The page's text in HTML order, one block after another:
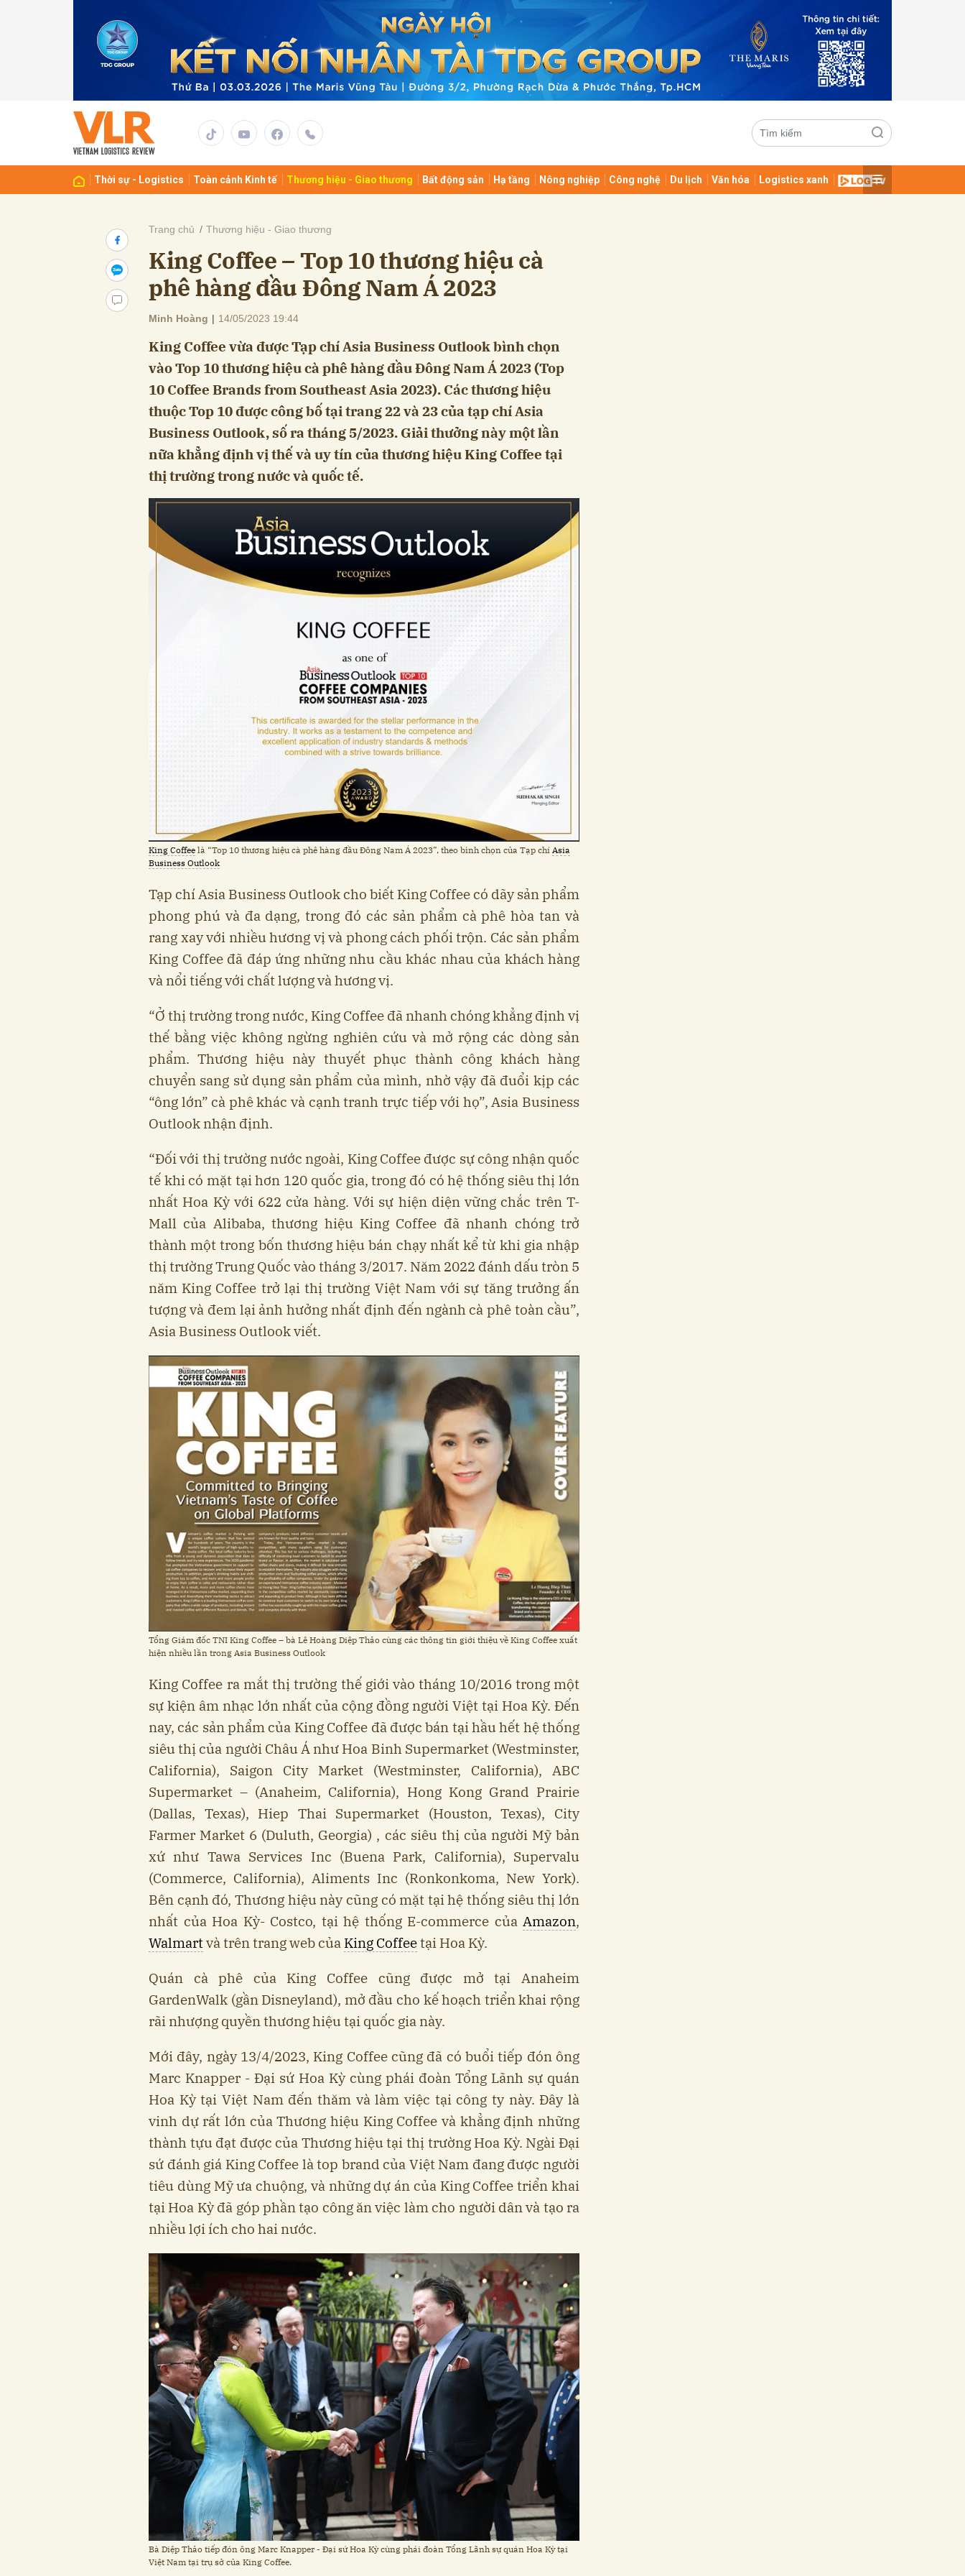
Thời sự - Logistics Toàn cảnh Kinh tế Thương hiệu - Giao thương Bất động sản Hạ tầng Nông nghiệp Công nghệ Du lịch Văn hóa Logistics xanh
Trang chủ Thương hiệu - Giao thương
King Coffee – Top 10 thương hiệu cà
phê hàng đầu Đông Nam Á 2023
Minh Hoàng | 14/05/2023 19:44
King Coffee vừa được Tạp chí Asia Business Outlook bình chọn
vào Top 10 thương hiệu cà phê hàng đầu Đông Nam Á 2023 (Top
10 Coffee Brands from Southeast Asia 2023). Các thương hiệu
thuộc Top 10 được công bố tại trang 22 và 23 của tạp chí Asia
Business Outlook, số ra tháng 5/2023. Giải thưởng này một lần
nữa khẳng định vị thế và uy tín của thương hiệu King Coffee tại
thị trường trong nước và quốc tế.
King Coffee là “Top 10 thương hiệu cà phê hàng đầu Đông Nam Á 2023”, theo bình chọn của Tạp chí Asia
Business Outlook
Tạp chí Asia Business Outlook cho biết King Coffee có dãy sản phẩm
phong phú và đa dạng, trong đó các sản phẩm cà phê hòa tan và
rang xay với nhiều hương vị và phong cách phối trộn. Các sản phẩm
King Coffee đã đáp ứng những nhu cầu khác nhau của khách hàng
và nổi tiếng với chất lượng và hương vị.
“Ở thị trường trong nước, King Coffee đã nhanh chóng khẳng định vị
thế bằng việc không ngừng nghiên cứu và mở rộng các dòng sản
phẩm. Thương hiệu này thuyết phục thành công khách hàng
chuyển sang sử dụng sản phẩm của mình, nhờ vậy đã đuổi kịp các
“ông lớn” cà phê khác và cạnh tranh trực tiếp với họ”, Asia Business
Outlook nhận định.
“Đối với thị trường nước ngoài, King Coffee được sự công nhận quốc
tế khi có mặt tại hơn 120 quốc gia, trong đó có hệ thống siêu thị lớn
nhất Hoa Kỳ với 622 cửa hàng. Với sự hiện diện vững chắc trên T-
Mall của Alibaba, thương hiệu King Coffee đã nhanh chóng trở
thành một trong bốn thương hiệu bán chạy nhất kể từ khi gia nhập
thị trường Trung Quốc vào tháng 3/2017. Năm 2022 đánh dấu tròn 5
năm King Coffee trở lại thị trường Việt Nam với sự tăng trưởng ấn
tượng và đem lại ảnh hưởng nhất định đến ngành cà phê toàn cầu”,
Asia Business Outlook viết.
Tổng Giám đốc TNI King Coffee – bà Lê Hoàng Diệp Thảo cùng các thông tin giới thiệu về King Coffee xuất
hiện nhiều lần trong Asia Business Outlook
King Coffee ra mắt thị trường thế giới vào tháng 10/2016 trong một
sự kiện âm nhạc lớn nhất của cộng đồng người Việt tại Hoa Kỳ. Đến
nay, các sản phẩm của King Coffee đã được bán tại hầu hết hệ thống
siêu thị của người Châu Á như Hoa Binh Supermarket (Westminster,
California), Saigon City Market (Westminster, California), ABC
Supermarket – (Anaheim, California), Hong Kong Grand Prairie
(Dallas, Texas), Hiep Thai Supermarket (Houston, Texas), City
Farmer Market 6 (Duluth, Georgia) , các siêu thị của người Mỹ bản
xứ như Tawa Services Inc (Buena Park, California), Supervalu
(Commerce, California), Aliments Inc (Ronkonkoma, New York).
Bên cạnh đó, Thương hiệu này cũng có mặt tại hệ thống siêu thị lớn
nhất của Hoa Kỳ- Costco, tại hệ thống E-commerce của Amazon,
Walmartvà trên trang web của King Coffeetại Hoa Kỳ.
Quán cà phê của King Coffee cũng được mở tại Anaheim
GardenWalk (gần Disneyland), mở đầu cho kế hoạch triển khai rộng
rãi nhượng quyền thương hiệu tại quốc gia này.
Mới đây, ngày 13/4/2023, King Coffee cũng đã có buổi tiếp đón ông
Marc Knapper - Đại sứ Hoa Kỳ cùng phái đoàn Tổng Lãnh sự quán
Hoa Kỳ tại Việt Nam đến thăm và làm việc tại công ty này. Đây là
vinh dự rất lớn của Thương hiệu King Coffee và khẳng định những
thành tựu đạt được của Thương hiệu tại thị trường Hoa Kỳ. Ngài Đại
sứ đánh giá King Coffee là top brand của Việt Nam đang được người
tiêu dùng Mỹ ưa chuộng, và những dự án của King Coffee triển khai
tại Hoa Kỳ đã góp phần tạo công ăn việc làm cho người dân và tạo ra
nhiều lợi ích cho hai nước.
Bà Diệp Thảo tiếp đón ông Marc Knapper - Đại sứ Hoa Kỳ cùng phái đoàn Tổng Lãnh sự quán Hoa Kỳ tại
Việt Nam tại trụ sở của King Coffee.
Gửi bình luận